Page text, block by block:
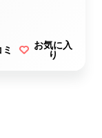
お気に入
り